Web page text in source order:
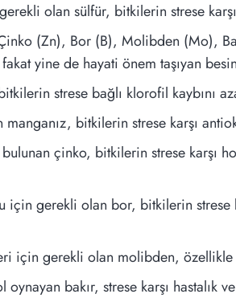
olan sülfür, bitkilerin strese
(Zn), Bor (B), Molibden (Mo),
yine de hayati önem taşıyan
strese bağlı klorofil kaybını
bitkilerin strese karşı
çinko, bitkilerin strese karşı
için gerekli olan bor, bitkilerin
için gerekli olan molibden, özellikle
bakır, strese karşı hastalık